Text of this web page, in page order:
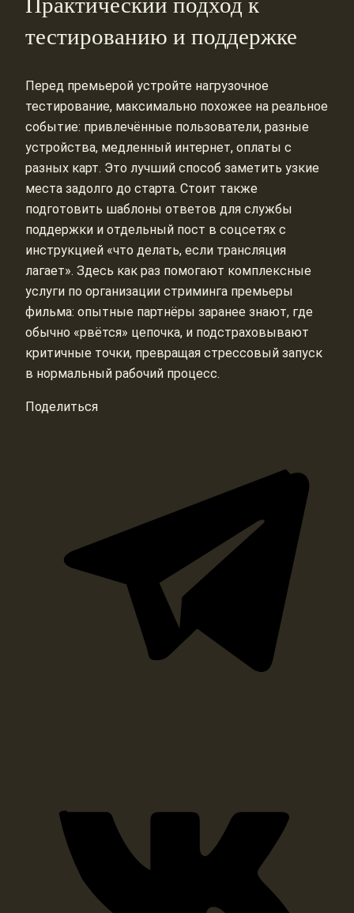
Практический подход к
тестированию и поддержке
Перед премьерой устройте нагрузочное
тестирование, максимально похожее на реальное
событие: привлечённые пользователи, разные
устройства, медленный интернет, оплаты с
разных карт. Это лучший способ заметить узкие
места задолго до старта. Стоит также
подготовить шаблоны ответов для службы
поддержки и отдельный пост в соцсетях с
инструкцией «что делать, если трансляция
лагает». Здесь как раз помогают комплексные
услуги по организации стриминга премьеры
фильма: опытные партнёры заранее знают, где
обычно «рвётся» цепочка, и подстраховывают
критичные точки, превращая стрессовый запуск
в нормальный рабочий процесс.
Поделиться